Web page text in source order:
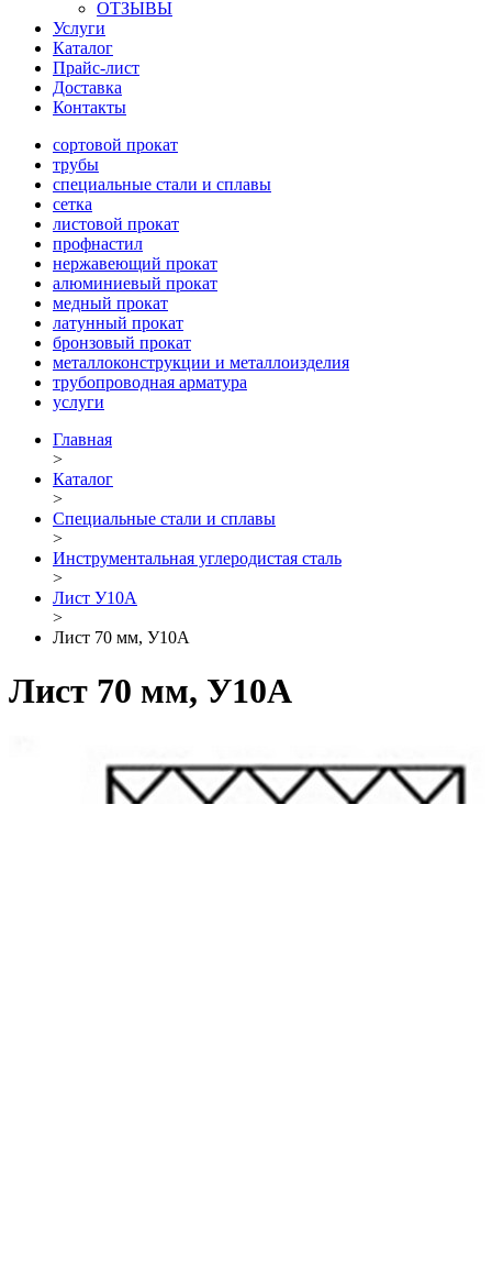
ОТЗЫВЫ
Услуги
Каталог
Прайс-лист
Доставка
Контакты
сортовой прокат
трубы
специальные стали и сплавы
сетка
листовой прокат
профнастил
нержавеющий прокат
алюминиевый прокат
медный прокат
латунный прокат
бронзовый прокат
металлоконструкции и металлоизделия
трубопроводная арматура
услуги
Главная
>
Каталог
>
Специальные стали и сплавы
>
Инструментальная углеродистая сталь
>
Лист У10А
>
Лист 70 мм, У10А
Лист 70 мм, У10А